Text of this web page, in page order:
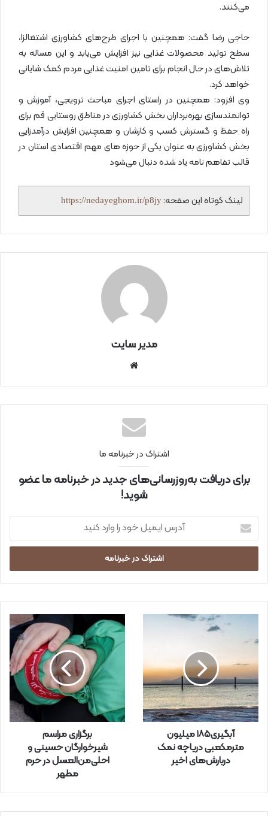
می‌کنند.
حاجی رضا گفت: همچنین با اجرای طرح‌های کشاورزی اشتغالزا،
سطح تولید محصولات غذایی نیز افزایش می‌یابد و این مساله به
تلاش‌های در حال انجام برای تامین امنیت غذایی مردم کمک شایانی
خواهد کرد.
وی افزود: همچنین در راستای اجرای مباحث ترویجی، آموزش و
توانمندسازی بهره‌برداران بخش کشاورزی در مناطق روستایی قم برای
راه حفظ و گسترش کسب و کارشان و همچنین افزایش درآمدزایی
بخش کشاورزی به عنوان یکی از حوزه های مهم اقتصادی استان در
قالب تفاهم نامه یاد شده دنبال می‌شود
لینک کوتاه این صفحه: https://nedayeghom.ir/p8jy
مدیر سایت
نتی
اشتراک در خبرنامه ما
برای دریافت به‌روزرسانی‌های جدید در خبرنامه ما عضو
شوید!
ر
ا
ی
و
د
ر
ا
و
ا
ر
آبگیری۱۸۵ میلیون
مترمکعبی دریاچه نمک
دربارش‌های اخیر
برگزاری مراسم
شیرخوارگان حسینی و
احلی‌من‌العسل در حرم
مطهر